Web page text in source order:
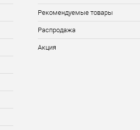
Рекомендуемые товары
Распродажа
Акция